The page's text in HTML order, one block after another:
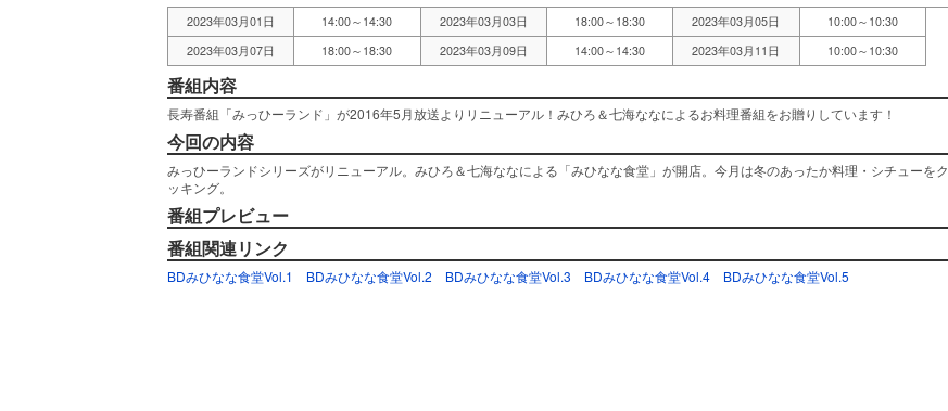
2023年03月01日 14:00～14:30 2023年03月03日 18:00～18:30 2023年03月05日
10:00～10:30
2023年03月07日
18:00～18:30 2023年03月09日 14:00～14:30 2023年03月11日 10:00～10:30
番組内容
長寿番組「みっひーランド」が2016年5月放送よりリニューアル！みひろ＆七海ななによるお料理番組をお贈りしています！
今回の内容
みっひーランドシリーズがリニューアル。みひろ＆七海ななによる「みひなな食堂」が開店。今月は冬のあったか料理・シチューをク
ッキング。
番組プレビュー
番組関連リンク
BDみひなな食堂Vol.1 BDみひなな食堂Vol.2 BDみひなな食堂Vol.3 BDみひなな食堂Vol.4 BDみひなな食堂Vol.5